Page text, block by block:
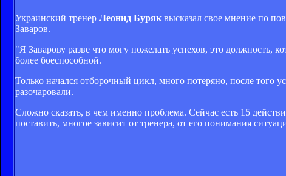
Украинский тренер Леонид Буряк высказал свое мнение по
Заваров.
"Я Заварову разве что могу пожелать успехов, это должность,
более боеспособной.
Только начался отборочный цикл, много потеряно, после того
разочаровали.
Сложно сказать, в чем именно проблема. Сейчас есть 15
поставить, многое зависит от тренера, от его понимания